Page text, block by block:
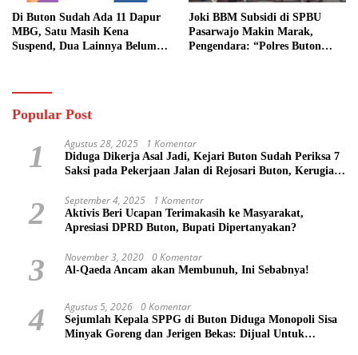
Di Buton Sudah Ada 11 Dapur
MBG, Satu Masih Kena
Suspend, Dua Lainnya Belum
Joki BBM Subsidi di SPBU
Pasarwajo Makin Marak,
Pengendara: “Polres Buton
Popular Post
1 Agustus 28, 2025 1 Komentar
Diduga Dikerja Asal Jadi, Kejari Buton Sudah Periksa 7
Saksi pada Pekerjaan Jalan di Rejosari Buton, Kerugian
2 September 4, 2025 1 Komentar
Aktivis Beri Ucapan Terimakasih ke Masyarakat,
Apresiasi DPRD Buton, Bupati Dipertanyakan?
3 November 3, 2020 0 Komentar
Al-Qaeda Ancam akan Membunuh, Ini Sebabnya!
4 Agustus 5, 2026 0 Komentar
Sejumlah Kepala SPPG di Buton Diduga Monopoli Sisa
Minyak Goreng dan Jerigen Bekas: Dijual Untuk